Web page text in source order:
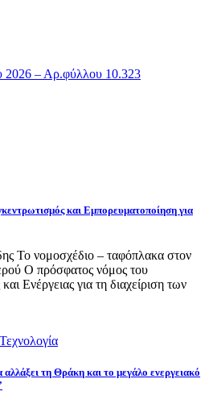
2026 – Αρ.φύλλου 10.323
και Εμπορευματοποίηση για
Το νομοσχέδιο – ταφόπλακα στον
Ο πρόσφατος νόμος του
Ενέργειας για τη διαχείριση των
τη Θράκη και το μεγάλο ενεργειακό